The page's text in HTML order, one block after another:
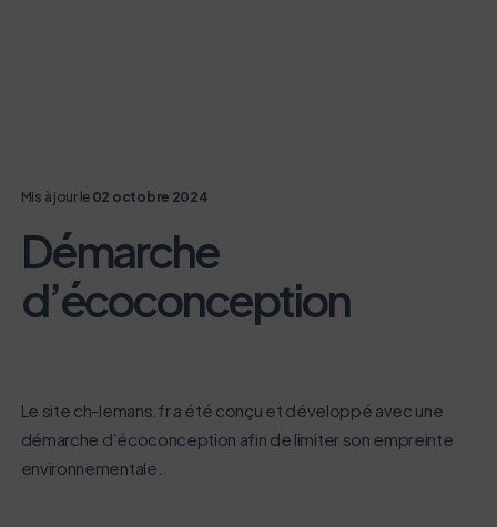
Mis à jour le02 octobre 2024
Démarche
d’écoconception
Le site ch-lemans.fr a été conçu et développé avec une
démarche d’écoconception afin de limiter son empreinte
environnementale.